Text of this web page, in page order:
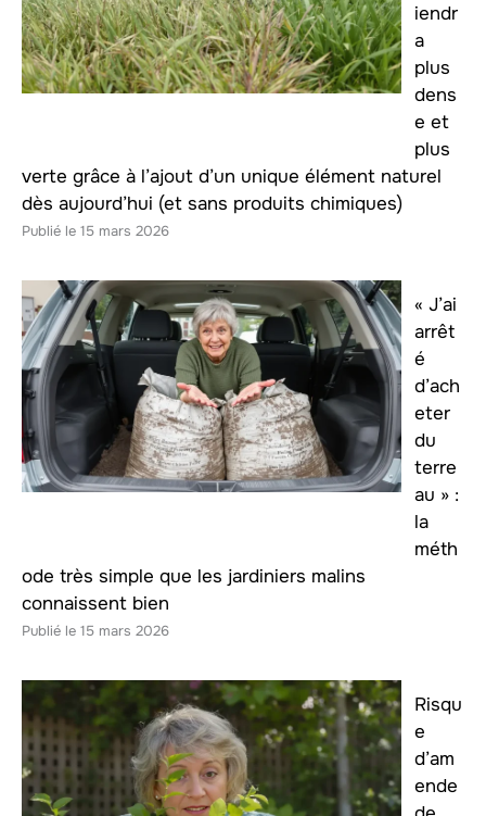
iendr
a
plus
dens
e et
plus
verte grâce à l’ajout d’un unique élément naturel
dès aujourd’hui (et sans produits chimiques)
15 mars 2026
« J’ai
arrêt
é
d’ach
eter
du
terre
au » :
la
méth
ode très simple que les jardiniers malins
connaissent bien
15 mars 2026
Risqu
e
d’am
ende